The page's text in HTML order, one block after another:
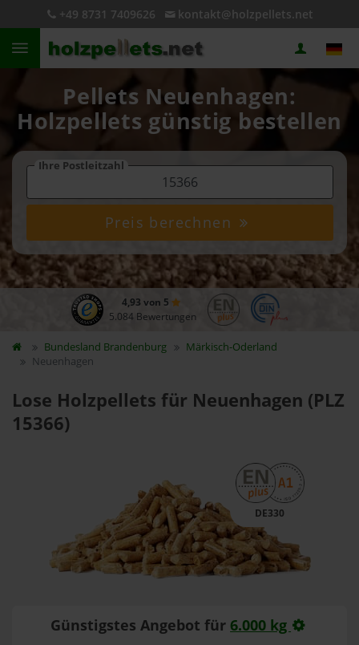
+49 8731 7409626 kontakt@holzpellets.net
Pellets Neuenhagen:
Holzpellets günstig bestellen
Ihre Postleitzahl
Preis berechnen
4,93 von 5
5.084 Bewertungen
Bundesland Brandenburg
Märkisch-Oderland
Neuenhagen
Lose Holzpellets für Neuenhagen (PLZ
15366)
DE330
Günstigstes Angebot für 6.000 kg